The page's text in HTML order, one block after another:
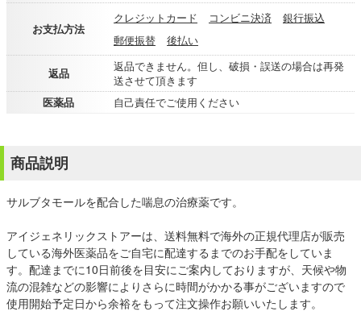
お支払方法
クレジットカード コンビニ決済
銀行振込
郵便振替
後払い
返品
返品できません。但し、破損・誤送の場合は再発
送させて頂きます
医薬品
自己責任でご使用ください
商品説明
サルブタモールを配合した喘息の治療薬です。
アイジェネリックストアーは、送料無料で海外の正規代理店が販売
している海外医薬品をご自宅に配達するまでのお手配をしていま
す。配達までに10日前後を目安にご案内しておりますが、天候や物
流の混雑などの影響によりさらに時間がかかる事がございますので
使用開始予定日から余裕をもって注文操作お願いいたします。